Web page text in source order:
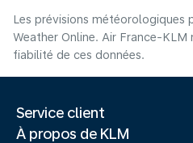
Les prévisions météorologiques
Weather Online. Air France-
fiabilité de ces données.
Service client
À propos de KLM